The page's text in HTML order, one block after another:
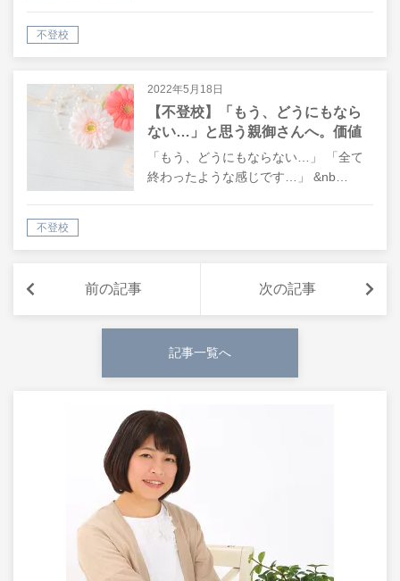
不登校
2022年5月18日
【不登校】「もう、どうにもなら
ない…」と思う親御さんへ。価値
観がシフトする時代の「不登校」
「もう、どうにもならない…」 「全て
終わったような感じです…」 &nb…
不登校
前の記事 次の記事
記事一覧へ